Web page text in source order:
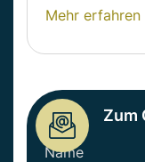
Mehr
Zum